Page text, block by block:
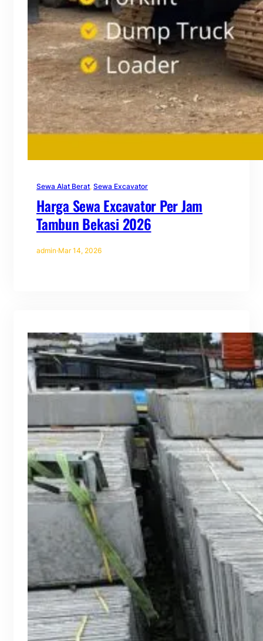
Sewa Alat Berat, Sewa Excavator
Harga Sewa Excavator Per Jam
Tambun Bekasi 2026
admin·Mar 14, 2026